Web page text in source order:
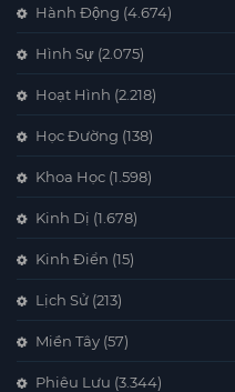
Hành Động (4.674)
Hình Sự (2.075)
Hoạt Hình (2.218)
Học Đường (138)
Khoa Học (1.598)
Kinh Dị (1.678)
Kinh Điển (15)
Lịch Sử (213)
Miền Tây (57)
Phiêu Lưu (3.344)